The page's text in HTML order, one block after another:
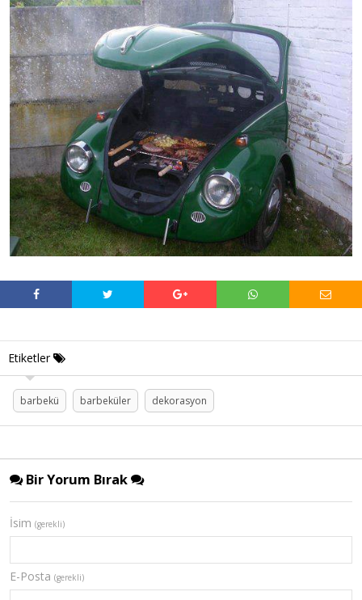
Etiketler
barbekü barbeküler dekorasyon
Bir Yorum Bırak
İsim (gerekli)
E-Posta (gerekli)